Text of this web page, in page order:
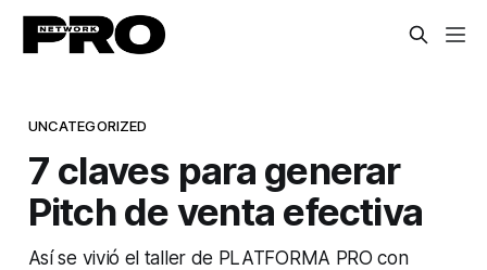
UNCATEGORIZED
7 claves para generar
Pitch de venta efectiva
Así se vivió el taller de PLATFORMA PRO con